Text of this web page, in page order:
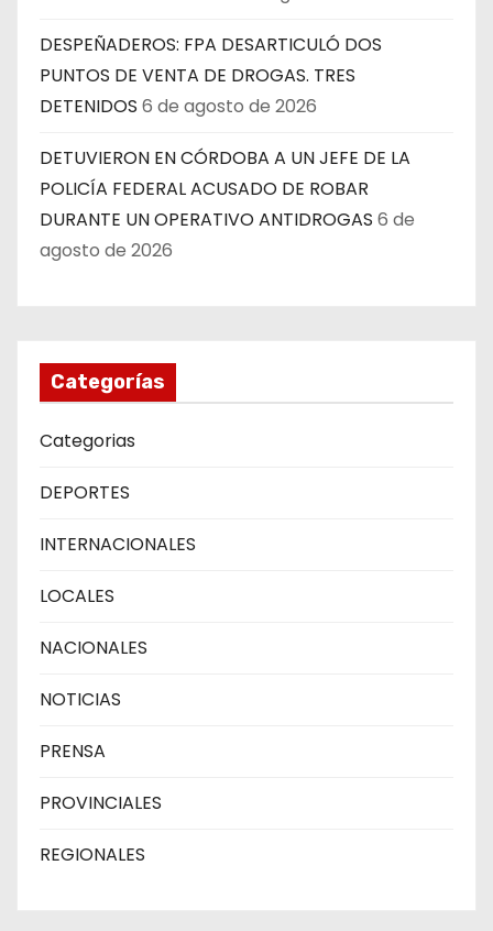
DESPEÑADEROS: FPA DESARTICULÓ DOS
PUNTOS DE VENTA DE DROGAS. TRES
DETENIDOS 6 de agosto de 2026
DETUVIERON EN CÓRDOBA A UN JEFE DE LA
POLICÍA FEDERAL ACUSADO DE ROBAR
DURANTE UN OPERATIVO ANTIDROGAS 6 de
agosto de 2026
Categorías
Categorias
DEPORTES
INTERNACIONALES
LOCALES
NACIONALES
NOTICIAS
PRENSA
PROVINCIALES
REGIONALES